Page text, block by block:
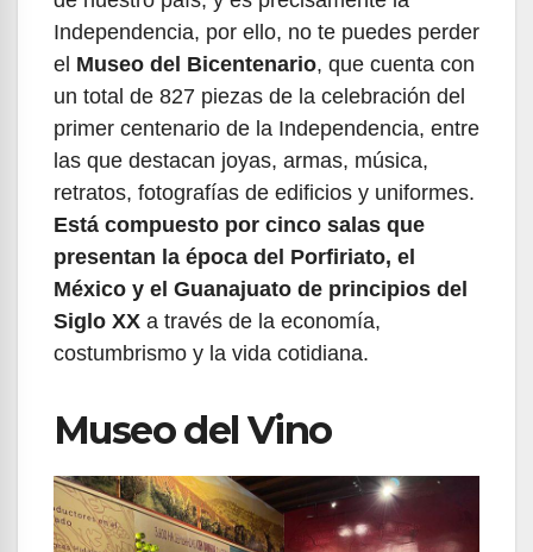
Independencia, por ello, no te puedes perder
el Museo del Bicentenario, que cuenta con
un total de 827 piezas de la celebración del
primer centenario de la Independencia, entre
las que destacan joyas, armas, música,
retratos, fotografías de edificios y uniformes.
Está compuesto por cinco salas que
presentan la época del Porfiriato, el
México y el Guanajuato de principios del
Siglo XX a través de la economía,
costumbrismo y la vida cotidiana.
Museo del Vino